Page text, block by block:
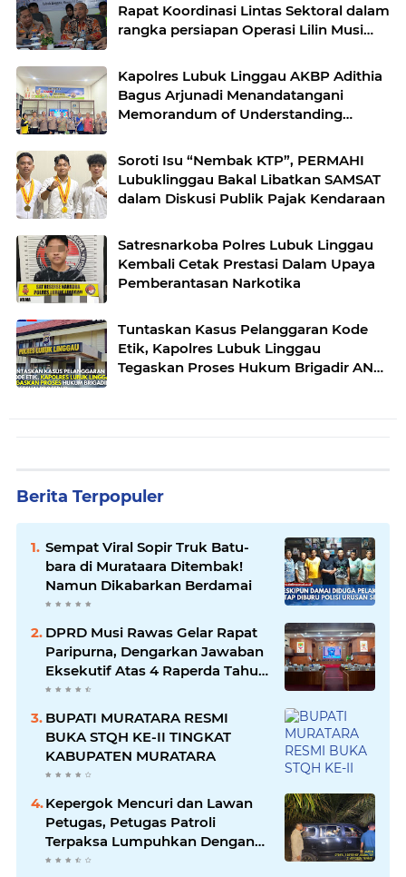
Rapat Koordinasi Lintas Sektoral dalam
rangka persiapan Operasi Lilin Musi
Kapolres Lubuk Linggau AKBP Adithia
Bagus Arjunadi Menandatangani
Memorandum of Understanding
Pendidikan dan Kebudayaan
Soroti Isu “Nembak KTP”, PERMAHI
Lubuklinggau Bakal Libatkan SAMSAT
dalam Diskusi Publik Pajak Kendaraan
Satresnarkoba Polres Lubuk Linggau
Kembali Cetak Prestasi Dalam Upaya
Pemberantasan Narkotika
Tuntaskan Kasus Pelanggaran Kode
Etik, Kapolres Lubuk Linggau
Tegaskan Proses Hukum Brigadir AN
Berita Terpopuler
Sempat Viral Sopir Truk Batu-
bara di Murataara Ditembak!
Namun Dikabarkan Berdamai
DPRD Musi Rawas Gelar Rapat
Paripurna, Dengarkan Jawaban
Eksekutif Atas 4 Raperda Tahun
2026
BUPATI MURATARA RESMI
BUKA STQH KE-II TINGKAT
KABUPATEN MURATARA
Kepergok Mencuri dan Lawan
Petugas, Petugas Patroli
Terpaksa Lumpuhkan Dengan
Peluru Karet